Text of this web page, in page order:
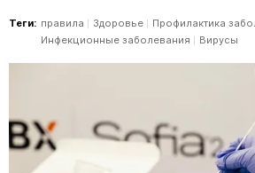
Теги: правила Здоровье
Профилактика
Инфекционные заболевания
Вирусы